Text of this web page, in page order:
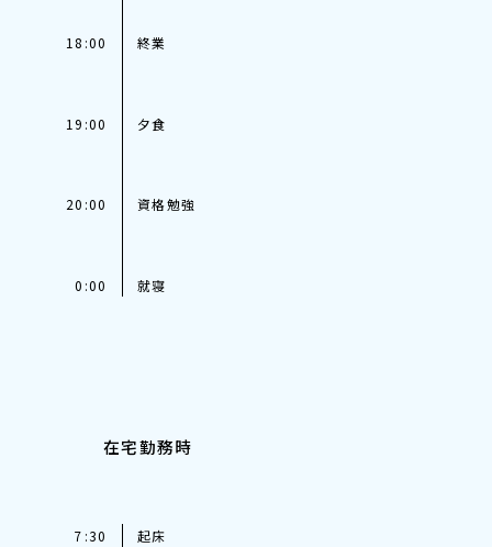
18:00 終業
19:00 夕食
20:00 資格勉強
0:00 就寝
在宅勤務時
7:30 起床